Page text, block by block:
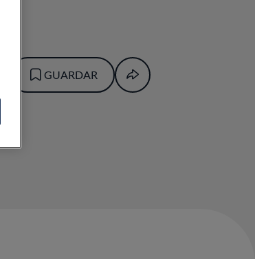
GUARDAR